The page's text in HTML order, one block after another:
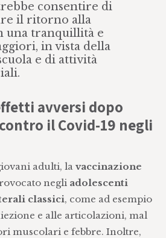
consentire di
il ritorno alla
una tranquillità e
in vista della
e di attività
avversi dopo
il Covid-19 negli
adulti, lavaccinazione
negli adolescenti
classici, come ad esempio
e alle articolazioni, mal
muscolari e febbre. Inoltre,